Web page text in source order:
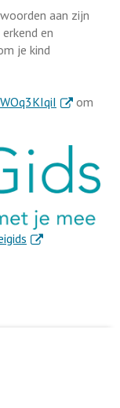
aan zijn
en
je kind
. Externe
om
. Externe link